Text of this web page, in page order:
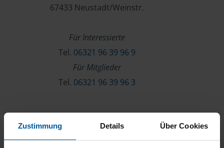
Zustimmung Details Über Cookies
67433 Neustadt/Weinstr.
Für Interessierte
Tel. 06321 96 39 96 9
Für Mitglieder
Tel. 06321 96 39 96 3
Über die VLH